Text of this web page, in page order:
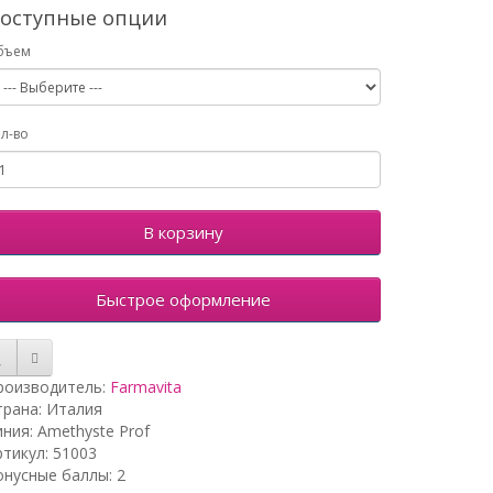
опции
во
В корзину
Быстрое оформление
Farmavita
Италия
Amethyste Prof
51003
баллы: 2